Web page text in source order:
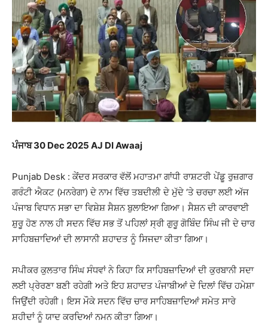
ਪੰਜਾਬ 30 Dec 2025 AJ DI Awaaj
Punjab Desk : ਕੇਂਦਰ ਸਰਕਾਰ ਵੱਲੋਂ ਮਹਾਤਮਾ ਗਾਂਧੀ ਰਾਸ਼ਟਰੀ ਪੇਂਡੂ ਰੁਜ਼ਗਾਰ
ਗਰੰਟੀ ਐਕਟ (ਮਨਰੇਗਾ) ਦੇ ਨਾਮ ਵਿੱਚ ਤਬਦੀਲੀ ਦੇ ਮੁੱਦੇ ‘ਤੇ ਚਰਚਾ ਲਈ ਅੱਜ
ਪੰਜਾਬ ਵਿਧਾਨ ਸਭਾ ਦਾ ਵਿਸ਼ੇਸ਼ ਸੈਸ਼ਨ ਬੁਲਾਇਆ ਗਿਆ। ਸੈਸ਼ਨ ਦੀ ਕਾਰਵਾਈ
ਸ਼ੁਰੂ ਹੋਣ ਨਾਲ ਹੀ ਸਦਨ ਵਿੱਚ ਸਭ ਤੋਂ ਪਹਿਲਾਂ ਸ੍ਰੀ ਗੁਰੂ ਗੋਬਿੰਦ ਸਿੰਘ ਜੀ ਦੇ ਚਾਰ
ਸਾਹਿਬਜ਼ਾਦਿਆਂ ਦੀ ਲਾਸਾਨੀ ਸ਼ਹਾਦਤ ਨੂੰ ਸਿਜਦਾ ਕੀਤਾ ਗਿਆ।
ਸਪੀਕਰ ਕੁਲਤਾਰ ਸਿੰਘ ਸੰਧਵਾਂ ਨੇ ਕਿਹਾ ਕਿ ਸਾਹਿਬਜ਼ਾਦਿਆਂ ਦੀ ਕੁਰਬਾਨੀ ਸਦਾ
ਲਈ ਪ੍ਰੇਰਣਾ ਬਣੀ ਰਹੇਗੀ ਅਤੇ ਇਹ ਸ਼ਹਾਦਤ ਪੰਜਾਬੀਆਂ ਦੇ ਦਿਲਾਂ ਵਿੱਚ ਹਮੇਸ਼ਾ
ਜਿਉਂਦੀ ਰਹੇਗੀ। ਇਸ ਮੌਕੇ ਸਦਨ ਵਿੱਚ ਚਾਰ ਸਾਹਿਬਜ਼ਾਦਿਆਂ ਸਮੇਤ ਸਾਰੇ
ਸ਼ਹੀਦਾਂ ਨੂੰ ਯਾਦ ਕਰਦਿਆਂ ਨਮਨ ਕੀਤਾ ਗਿਆ।